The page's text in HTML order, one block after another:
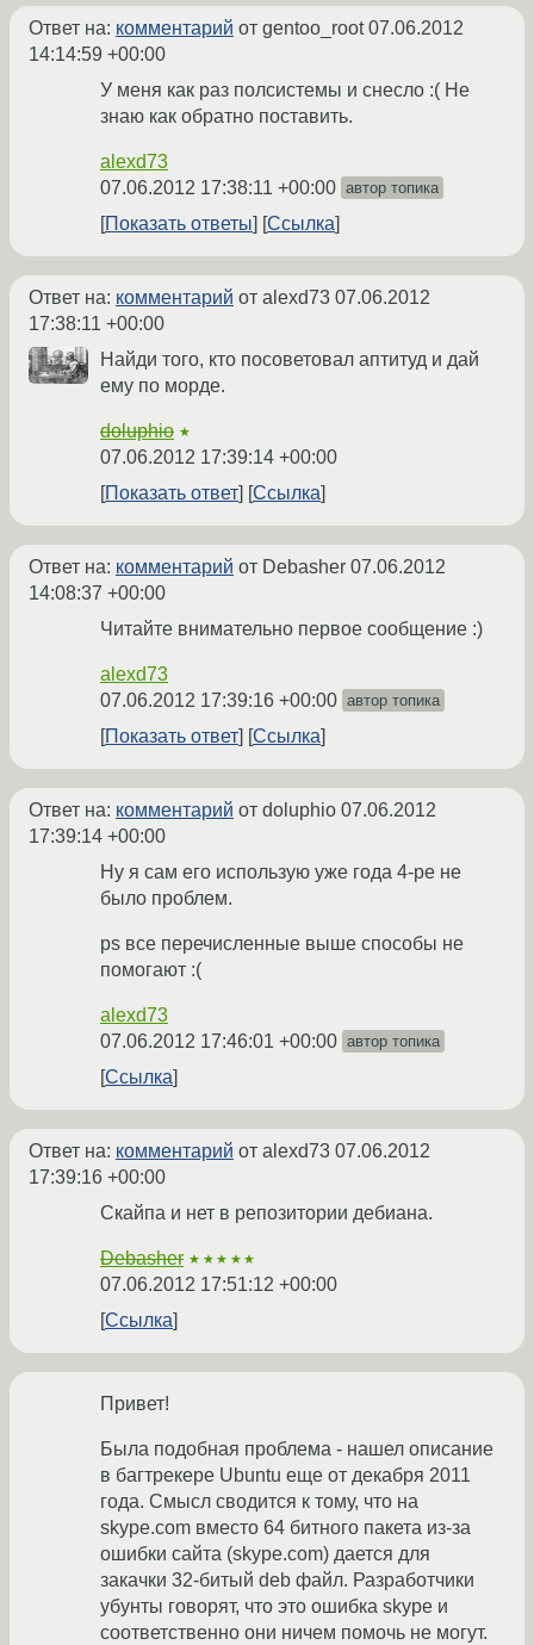
Ответ на: комментарий от gentoo_root07.06.2012
14:14:59 +00:00
У меня как раз полсистемы и снесло :( Не
знаю как обратно поставить.
alexd73
07.06.2012 17:38:11 +00:00 автор топика
Показать ответы Ссылка
Ответ на: комментарий от alexd73 07.06.2012
17:38:11 +00:00
Найди того, кто посоветовал аптитуд и дай
ему по морде.
doluphio ★
07.06.2012 17:39:14 +00:00
Показать ответ
Ссылка
Ответ на: комментарий от Debasher 07.06.2012
14:08:37 +00:00
Читайте внимательно первое сообщение :)
alexd73
07.06.2012 17:39:16 +00:00 автор топика
Показать ответ Ссылка
Ответ на: комментарий от doluphio 07.06.2012
17:39:14 +00:00
Ну я сам его использую уже года 4-ре не
было проблем.
ps все перечисленные выше способы не
помогают :(
alexd73
07.06.2012 17:46:01 +00:00 автор топика
Ссылка
Ответ на: комментарий от alexd73 07.06.2012
17:39:16 +00:00
Cкайпа и нет в репозитории дебиана.
Debasher ★★★★★
07.06.2012 17:51:12 +00:00
Ссылка
Привет!
Была подобная проблема - нашел описание
в багтрекере Ubuntu еще от декабря 2011
года. Смысл сводится к тому, что на
skype.com вместо 64 битного пакета из-за
ошибки сайта (skype.com) дается для
закачки 32-битый deb файл. Разработчики
убунты говорят, что это ошибка skype и
соответственно они ничем помочь не могут.